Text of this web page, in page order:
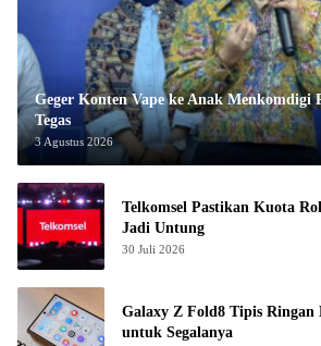
Geger Konten Vape ke Anak Menkomdigi
Tegas
3 Agustus 2026
Telkomsel Pastikan Kuota
Jadi Untung
30 Juli 2026
Galaxy Z Fold8 Tipis Ringan
untuk Segalanya